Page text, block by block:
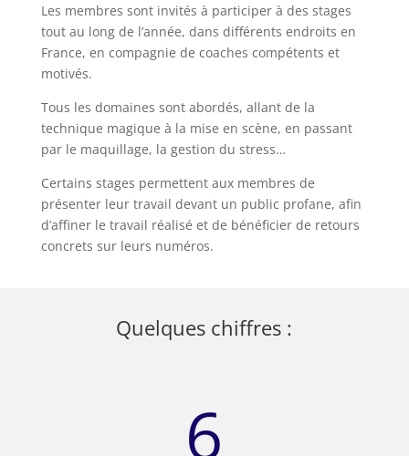
Les membres sont invités à participer à des stages
tout au long de l’année, dans différents endroits en
France, en compagnie de coaches compétents et
motivés.
Tous les domaines sont abordés, allant de la
technique magique à la mise en scène, en passant
par le maquillage, la gestion du stress…
Certains stages permettent aux membres de
présenter leur travail devant un public profane, afin
d’affiner le travail réalisé et de bénéficier de retours
concrets sur leurs numéros.
Quelques chiffres :
6